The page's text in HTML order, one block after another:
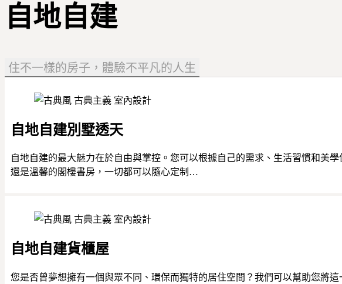
自地自建
住不一樣的房子，體驗不平凡的人生
自地自建別墅透天
自地自建的最大魅力在於自由與掌控。您可以根據自己的需求、生活習慣和美
還是溫馨的閣樓書房，一切都可以隨心定制…
自地自建貨櫃屋
您是否曾夢想擁有一個與眾不同、環保而獨特的居住空間？我們可以幫助您將